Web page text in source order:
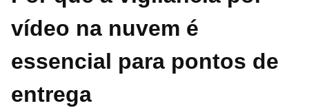
vídeo na nuvem é
essencial para pontos de
entrega